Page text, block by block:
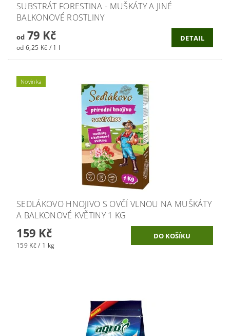
SUBSTRÁT FORESTINA - MUŠKÁTY A JINÉ
BALKONOVÉ ROSTLINY
od79 Kč
od 6,25 Kč / 1 l
DETAIL
Novinka
SEDLÁKOVO HNOJIVO S OVČÍ VLNOU NA MUŠKÁTY
A BALKONOVÉ KVĚTINY 1 KG
159 Kč
159 Kč / 1 kg